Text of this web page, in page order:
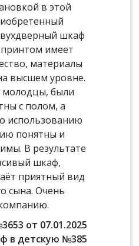
в этой
шкаф
принтом имеет
материалы
высшем уровне.
были
с полом, а
использованию
понятны и
В результате
шкаф,
приятный вид
сына. Очень
от 07.01.2025
в детскую №385